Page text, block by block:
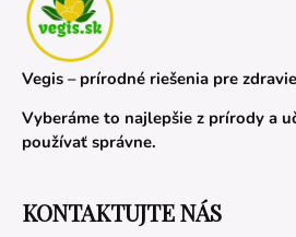
Vegis – prírodné riešenia pre
Vyberáme to najlepšie z prírody a
používať správne.
KONTAKTUJTE NÁS